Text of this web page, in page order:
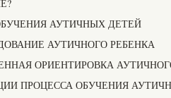
АУТИЧНЫХ ДЕТЕЙ
АУТИЧНОГО РЕБЕНКА
ОРИЕНТИРОВКА
ПРОЦЕССА ОБУЧЕНИЯ